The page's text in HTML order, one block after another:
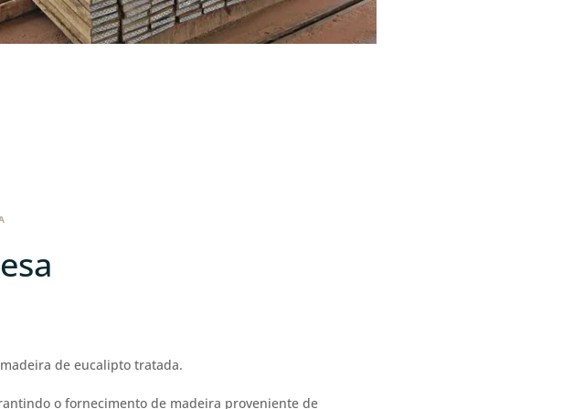
de eucalipto tratada.
o fornecimento de madeira proveniente de